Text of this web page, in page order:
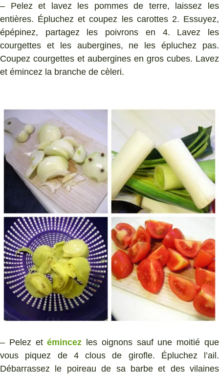
– Pelez et lavez les pommes de terre, laissez les
entières. Épluchez et coupez les carottes 2. Essuyez,
épépinez, partagez les poivrons en 4. Lavez les
courgettes et les aubergines, ne les épluchez pas.
Coupez courgettes et aubergines en gros cubes. Lavez
et émincez la branche de cèleri.
– Pelez etémincez les oignons sauf une moitié que
vous piquez de 4 clous de girofle. Épluchez l’ail.
Débarrassez le poireau de sa barbe et des vilaines